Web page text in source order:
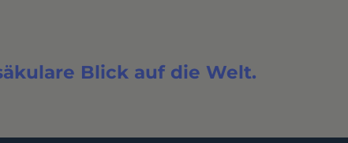
Blick auf die Welt.